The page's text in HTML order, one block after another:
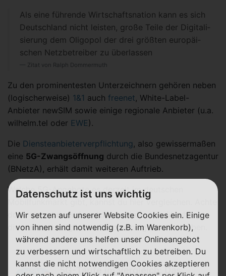
Als eine führende Wirt­schafts­nation kann es sich
Deutsch­land nicht leisten, große Teile der Digitali­
sie­rung dem Oligopol der drei größten euro­päi­
schen Netz­betreiber zu über­lassen
Zitat von Ralph Dommermuth
Zu den prominentesten Unterzeichnern gehören neben
(logischerweise) 1&1 auch freenet, White-Label-
Anbieter newSIM sowie einige regionale Anbieter (u.a.
wilhelm.tel oder EWE).
Die Diensteanbieterverpflichtung , also gewissermaßen
eine 5G-Zwangsöffnung durch die Bundesnetzagentur
(BNetzA), erhält damit weiteren Auftrieb.
Welche 5G-Angebote es derzeit im deutschen
Mobilfunkmarkt gibt, kannst du hier vergleichen. Achte
doch einmal darauf, welche Anbieter hier überhaupt
die maximal möglichen Geschwindigkeiten erlauben.
5G-Tarife im Vergleich: Das
Datenschutz ist uns wichtig
Wir setzen auf unserer Website Cookies ein. Einige
von ihnen sind notwendig (z.B. im Warenkorb),
während andere uns helfen unser Onlineangebot
zu verbessern und wirtschaftlich zu betreiben. Du
kannst die nicht notwendigen Cookies akzeptieren